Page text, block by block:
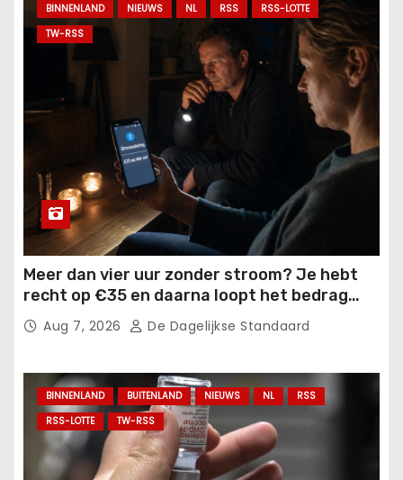
BINNENLAND NIEUWS NL RSS
RSS-LOTTE
TW-RSS
Meer dan vier uur zonder stroom? Je hebt
recht op €35 en daarna loopt het bedrag
verder op.
Aug 7, 2026 De Dagelijkse Standaard
BINNENLAND BUITENLAND NIEUWS NL
RSS
RSS-LOTTE
TW-RSS